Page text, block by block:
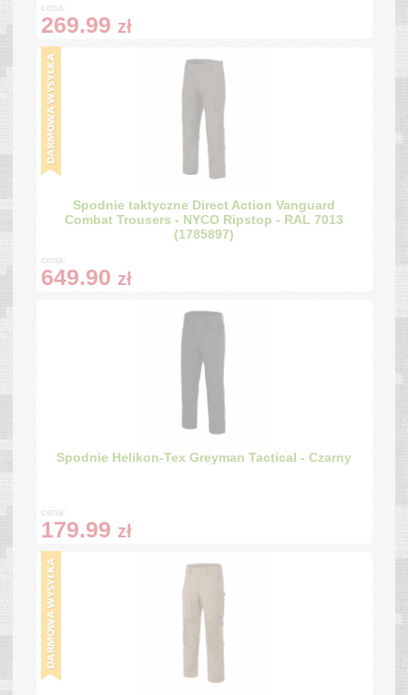
cena:
269.99 zł
Spodnie taktyczne Direct Action Vanguard
Combat Trousers - NYCO Ripstop - RAL 7013
(1785897)
cena:
649.90 zł
Spodnie Helikon-Tex Greyman Tactical - Czarny
cena:
179.99 zł